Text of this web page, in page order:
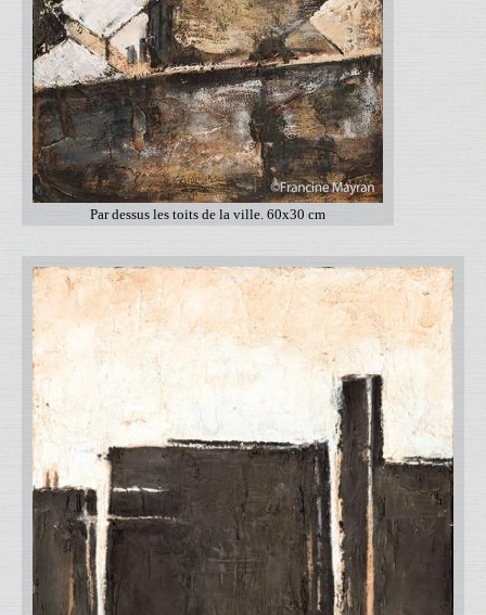
Par dessus les toits de la ville. 60x30 cm